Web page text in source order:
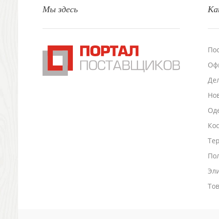
Подставки для визиток записок телефонов
Промо
Антистрессы
Мы здесь